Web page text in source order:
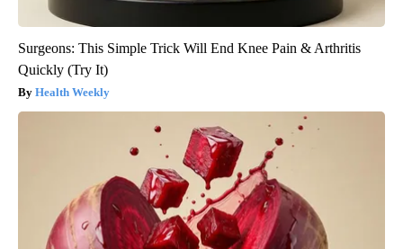
Surgeons: This Simple Trick Will End Knee Pain & Arthritis
Quickly (Try It)
Health Weekly